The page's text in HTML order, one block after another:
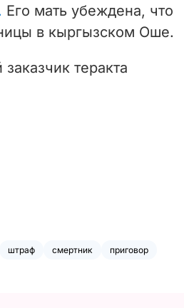
Его мать убеждена, что
в кыргызском Оше.
теракта
штраф смертник
приговор